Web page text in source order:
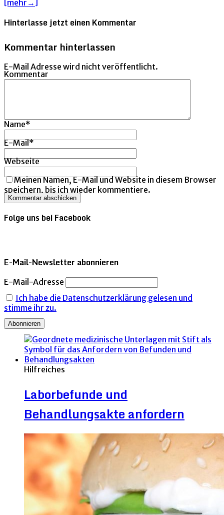
[mehr→]
Hinterlasse jetzt einen Kommentar
Kommentar hinterlassen
E-Mail Adresse wird nicht veröffentlicht.
Kommentar
Name*
E-Mail*
Webseite
Meinen Namen, E-Mail und Website in diesem Browser
speichern, bis ich wieder kommentiere.
Folge uns bei Facebook
E-Mail-Newsletter abonnieren
E-Mail-Adresse
Ich habe die Datenschutzerklärung gelesen und
stimme ihr zu.
Hilfreiches
Laborbefunde und
Behandlungsakte anfordern